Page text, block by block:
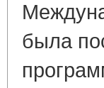
была